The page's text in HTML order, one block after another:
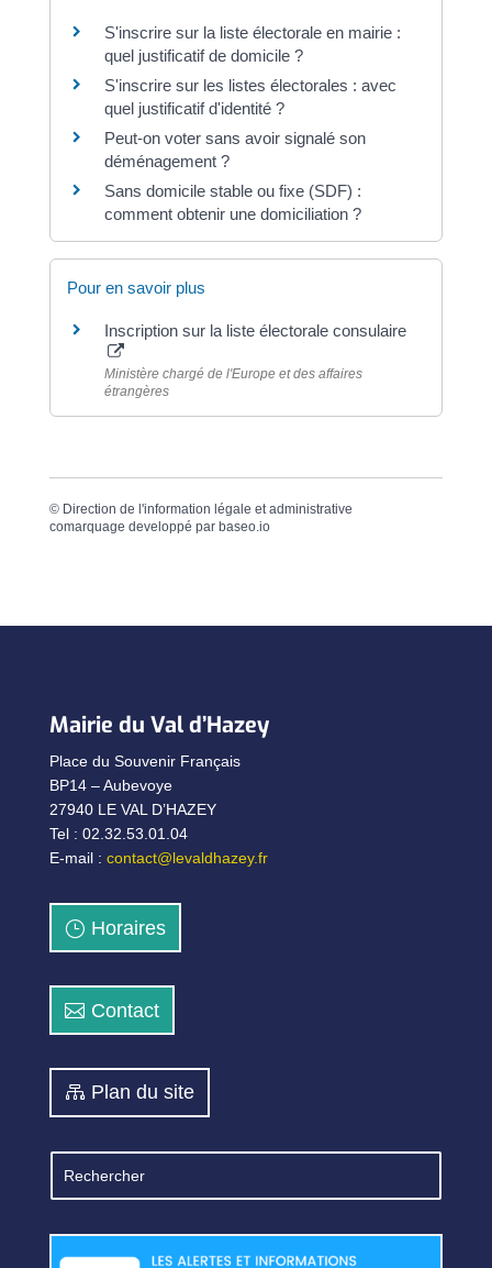
S'inscrire sur la liste électorale en mairie :
quel justificatif de domicile ?
S'inscrire sur les listes électorales : avec
quel justificatif d'identité ?
Peut-on voter sans avoir signalé son
déménagement ?
Sans domicile stable ou fixe (SDF) :
comment obtenir une domiciliation ?
Pour en savoir plus
Inscription sur la liste électorale consulaire
Ministère chargé de l'Europe et des affaires
étrangères
© Direction de l'information légale et administrative
comarquage developpé par baseo.io
Mairie du Val d’Hazey
Place du Souvenir Français
BP14 – Aubevoye
27940 LE VAL D’HAZEY
Tel : 02.32.53.01.04
E-mail : contact@levaldhazey.fr
Horaires
Contact
Plan du site